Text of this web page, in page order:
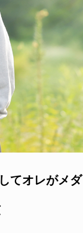
てオレがメダ